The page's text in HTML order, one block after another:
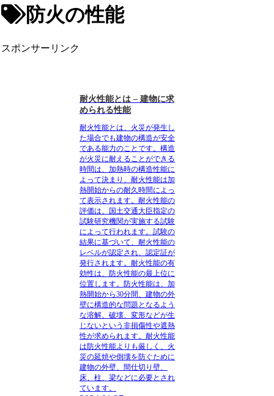
防火の性能
スポンサーリンク
耐火性能とは – 建物に求
められる性能
耐火性能とは、火災が発生し
た場合でも建物の構造が安全
である能力のことです。構造
が火災に耐えることができる
時間は、加熱時の構造性能に
よって決まり、耐火性能は加
熱開始からの耐久時間によっ
て表示されます。耐火性能の
評価は、
国土交通大臣指定の
試験研究機関が実施する試験
によって行われます。試験の
結果に基づいて、耐火性能の
レベルが認定され、認定証が
発行されます。耐火性能の有
効性は、防火性能の最上位に
位置します。防火性能は、加
熱開始から30分間、建物の外
壁に構造的な問題となるよう
な溶解、破壊、変形などが生
じないという非損傷性や遮熱
性が求められます。耐火性能
は防火性能よりも厳しく、火
災の延焼や倒壊を防ぐために
建物の外壁、間仕切り壁、
床、柱、梁などに必要とされ
ています。